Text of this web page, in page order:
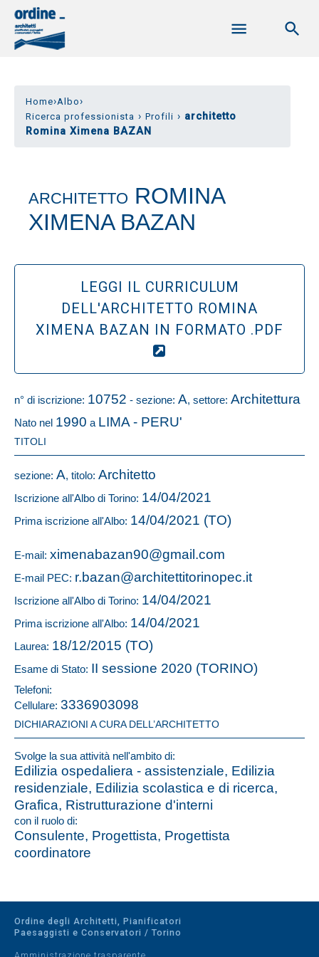
Home›Albo›
Ricerca professionista › Profili › architetto
Romina Ximena BAZAN
ARCHITETTO ROMINA
XIMENA BAZAN
LEGGI IL CURRICULUM
DELL'ARCHITETTO ROMINA
XIMENA BAZAN IN FORMATO .PDF
n° di iscrizione: 10752 - sezione: A, settore: Architettura
Nato nel 1990 a LIMA - PERU'
TITOLI
sezione: A, titolo: Architetto
Iscrizione all'Albo di Torino: 14/04/2021
Prima iscrizione all'Albo: 14/04/2021 (TO)
E-mail: ximenabazan90@gmail.com
E-mail PEC: r.bazan@architettitorinopec.it
Iscrizione all'Albo di Torino: 14/04/2021
Prima iscrizione all'Albo: 14/04/2021
Laurea: 18/12/2015 (TO)
Esame di Stato: II sessione 2020 (TORINO)
Telefoni:
Cellulare: 3336903098
DICHIARAZIONI A CURA DELL’ARCHITETTO
Svolge la sua attività nell'ambito di:
Edilizia ospedaliera - assistenziale, Edilizia
residenziale, Edilizia scolastica e di ricerca,
Grafica, Ristrutturazione d'interni
con il ruolo di:
Consulente, Progettista, Progettista
coordinatore
Ordine degli Architetti, Pianificatori
Paesaggisti e Conservatori / Torino